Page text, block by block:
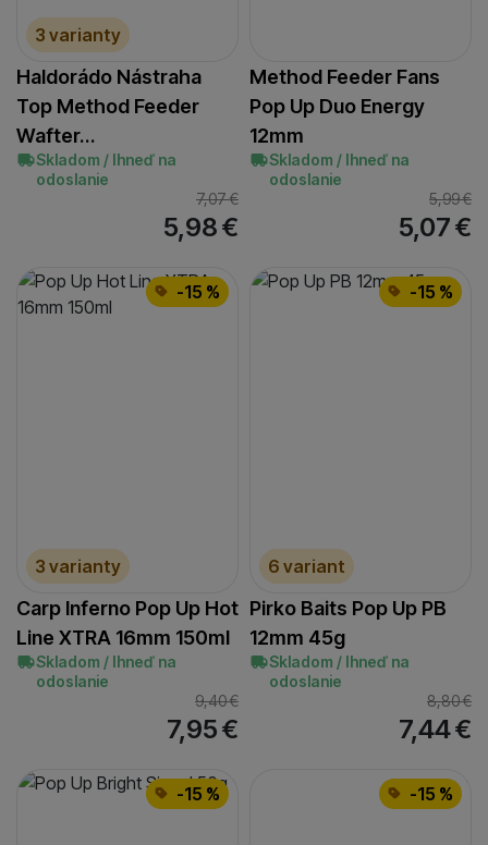
3 varianty
Haldorádo Nástraha
Top Method Feeder
Wafter…
Skladom / Ihneď na
odoslanie
7,07€
5,98€
Method Feeder Fans
Pop Up Duo Energy
12mm
Skladom / Ihneď na
odoslanie
5,99€
5,07€
-15 %
3 varianty
Carp Inferno Pop Up Hot
Line XTRA 16mm 150ml
Skladom / Ihneď na
odoslanie
9,40€
7,95€
-15 %
6 variant
Pirko Baits Pop Up PB
12mm 45g
Skladom / Ihneď na
odoslanie
8,80€
7,44€
-15 % -15 %